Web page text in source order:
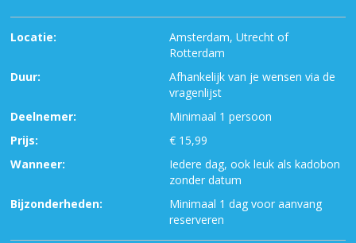
Locatie:
Amsterdam, Utrecht of
Rotterdam
Duur:
Afhankelijk van je wensen via de
vragenlijst
Deelnemer:
Minimaal 1 persoon
Prijs:
€ 15,99
Wanneer:
Iedere dag, ook leuk als kadobon
zonder datum
Bijzonderheden:
Minimaal 1 dag voor aanvang
reserveren